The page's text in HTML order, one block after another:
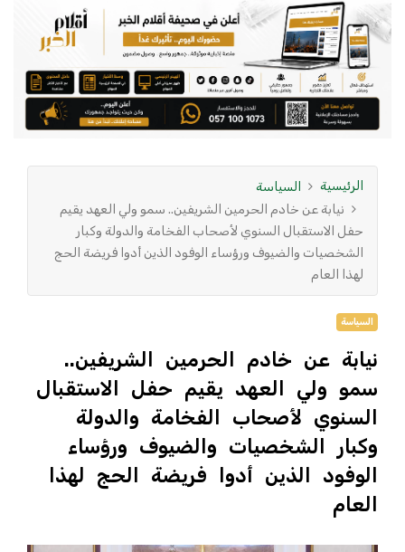
الرئيسية
السياسة
نيابة عن خادم الحرمين الشريفين.. سمو ولي العهد يقيم
حفل الاستقبال السنوي لأصحاب الفخامة والدولة وكبار
الشخصيات والضيوف ورؤساء الوفود الذين أدوا فريضة الحج
لهذا العام
السياسة
نيابة عن خادم الحرمين الشريفين..
سمو ولي العهد يقيم حفل الاستقبال
السنوي لأصحاب الفخامة والدولة
وكبار الشخصيات والضيوف ورؤساء
الوفود الذين أدوا فريضة الحج لهذا
العام